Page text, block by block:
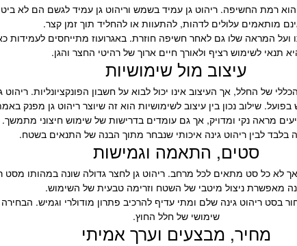
רמת החשיפה. ריהוט גן עמיד בשמש וריהוט גן עמיד לגשם הם לא
מותאמים עלולים לדהות, להתעוות או להחליד תוך זמן קצר.
ועל המראה שלו גם לאחר חשיפה חוזרת. באגרועוז מתייחסים
תנאי לשימוש רציף ולאורך חיים ארוך של רהיטי החצר והגן.
עיצוב מול שימושיות
של החלל, אך העיצוב אינו יכול לבוא על חשבון הפונקציונליות. ריהוט
שילוב נכון בין עיצוב לשימושיות הוא זה שיוצר ריהוט גן מפנק
מראה נקי ומדויק, אך גם עומדים בדרישות של שימוש חיצוני מתמשך.
בלבד לבין ריהוט גינה איכותי שנבחר מתוך הבנה של התנאים בשטח.
סטים, התאמה וגמישות
אך לא כל סט מתאים לכל מרחב. ריהוט גן לחצר גדולה שונה במהותו מסט
מאפשרת ניצול מיטבי של השטח וזרימה טבעית של השימוש.
בסט ריהוט גינה שלם ומתי עדיף להרכיב פתרון מודולרי וגמיש.
שימושי של חלל החוץ.
מחיר, מבצעים וערך אמיתי